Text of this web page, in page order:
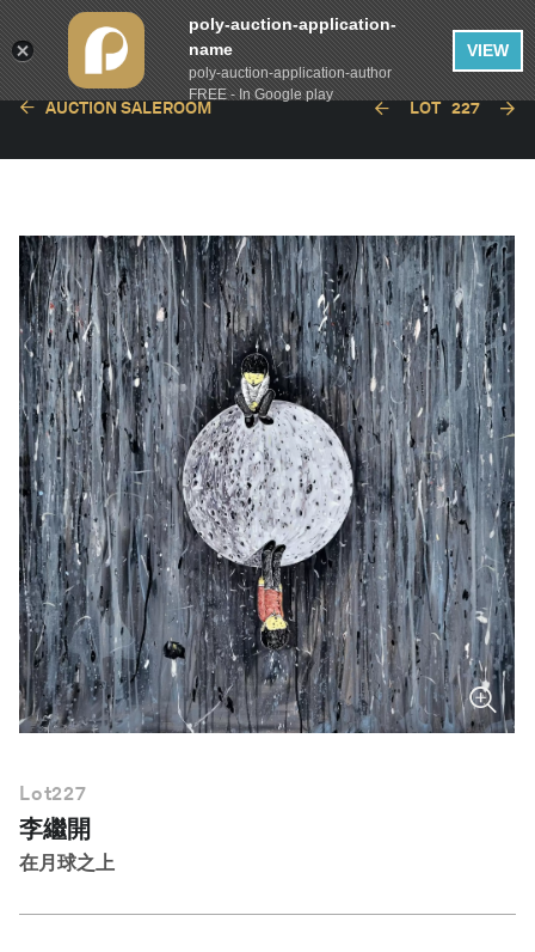
繁體中文
AUCTION SALEROOM LOT 227
Lot227
李繼開
在月球之上
poly-auction-application-
name
poly-auction-application-author
FREE - In Google play
VIEW